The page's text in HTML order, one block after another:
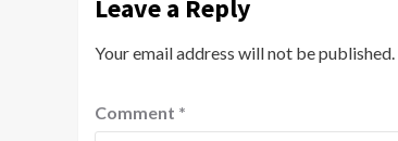
Leave a Reply
Your email address will not be published.
Comment *